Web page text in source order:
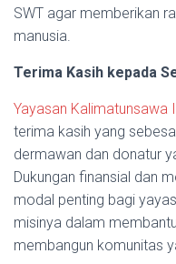
SWT agar memberikan
manusia.
Terima Kasih kepada
Yayasan Kalimatunsawa
terima kasih yang
dermawan dan donatur
Dukungan finansial dan
modal penting bagi
misinya dalam
membangun komunitas